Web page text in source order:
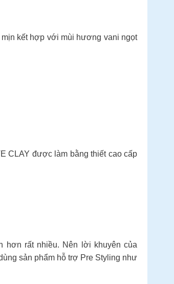
kết hợp với mùi hương vani ngọt
CLAY được làm bằng thiết cao cấp
hơn rất nhiều. Nên lời khuyên của
sản phẩm hỗ trợ Pre Styling như